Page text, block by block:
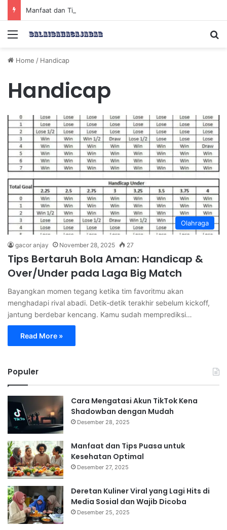
Manfaat dan Tips Puasa untuk Kesehatan Optimal
Menu
Home / Handicap
Handicap
Olahraga
gacor anjay November 28, 2025 27
Tips Bertaruh Bola Aman: Handicap &
Over/Under pada Laga Big Match
Bayangkan momen tegang ketika tim favoritmu akan
menghadapi rival abadi. Detik-detik terakhir sebelum kickoff,
jantung berdebar kencang. Kamu sudah memprediksi…
Read More »
Populer
Cara Mengatasi Akun TikTok Kena
Shadowban dengan Mudah
Desember 28, 2025
Manfaat dan Tips Puasa untuk
Kesehatan Optimal
Desember 27, 2025
Deretan Kuliner Viral yang Lagi Hits di
Media Sosial dan Wajib Dicoba
Desember 25, 2025